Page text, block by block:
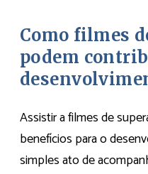
Como filmes
podem
Assistir a filmes de
benefícios para o
simples ato de